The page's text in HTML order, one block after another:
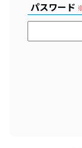
パスワード